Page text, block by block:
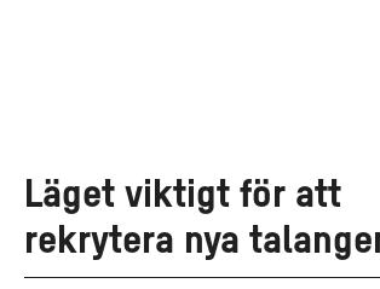
Läget viktigt för att
rekrytera nya